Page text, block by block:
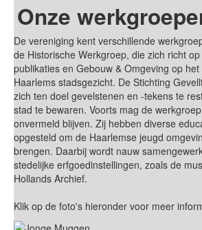
Onze
De vereniging kent verschillende
de Historische Werkgroep, die zich richt
publikaties en Gebouw & Omgeving op
Haarlems stadsgezicht. De Stichting
zich ten doel gevelstenen en -tekens te
stad te bewaren. Voorts mag de
onvermeld blijven. Zij hebben diverse
opgesteld om de Haarlemse jeugd
brengen. Daarbij wordt nauw
stedelijke erfgoedinstellingen, zoals de
Hollands Archief.
Klik op de foto's hieronder voor meer